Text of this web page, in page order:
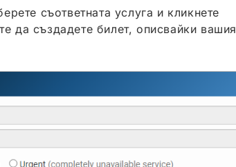
съответната услуга и кликнете
да създадете билет, описвайки вашия